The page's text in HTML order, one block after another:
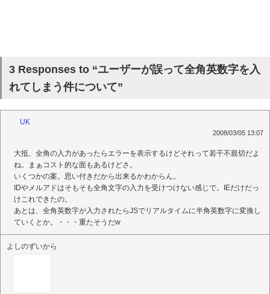
3 Responses to “ユーザーが誤って全角英数字を入
れてしまう件について”
UK
2008/03/05 13:07
大抵、全角の入力があったらエラーを表示するけどそれって若干不親切だよ
ね。まぁコスト的な面もあるけどさ。
いくつかの案。思い付きだから出来るかわからん。
IDやメルアドはそもそも全角文字の入力を受けつけない感じで。IEだけだっ
けこれできたの。
あとは、全角英数字が入力されたらJSでリアルタイムに半角英数字に変換し
ていくとか。・・・重たそうだw
よしのずいから